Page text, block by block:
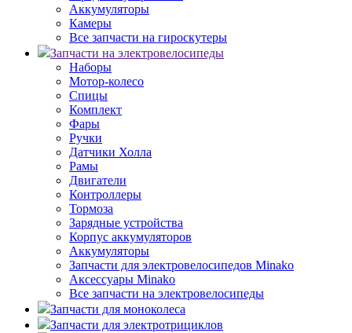
Аккумуляторы
Камеры
Все запчасти на гироскутеры
Запчасти на электровелосипеды
Наборы
Мотор-колесо
Спицы
Комплект
Фары
Ручки
Датчики Холла
Рамы
Двигатели
Контроллеры
Тормоза
Зарядные устройства
Корпус аккумуляторов
Аккумуляторы
Запчасти для электровелосипедов Minako
Аксессуары Minako
Все запчасти на электровелосипеды
Запчасти для моноколеса
Запчасти для электротрициклов